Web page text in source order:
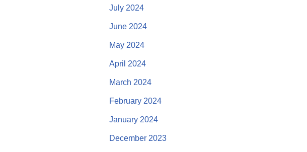
July 2024
June 2024
May 2024
April 2024
March 2024
February 2024
January 2024
December 2023